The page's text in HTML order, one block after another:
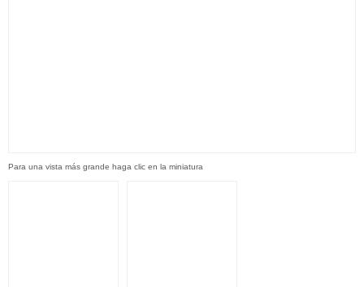
Para una vista más grande haga clic en la miniatura